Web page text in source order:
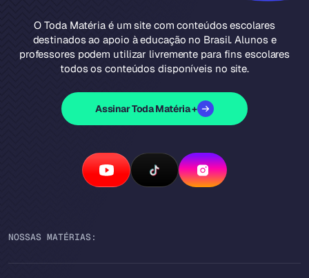
O Toda Matéria é um site com conteúdos escolares
destinados ao apoio à educação no Brasil. Alunos e
professores podem utilizar livremente para fins escolares
todos os conteúdos disponíveis no site.
Assinar Toda Matéria +
NOSSAS MATÉRIAS: